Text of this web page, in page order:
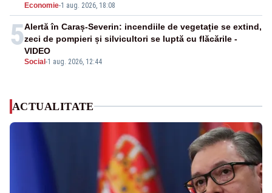
Economie-1 aug. 2026, 18:08
5
Social -1 aug. 2026, 12:44
Alertă în Caraș-Severin: incendiile de vegetație se extind,
zeci de pompieri și silvicultori se luptă cu flăcările -
VIDEO
ACTUALITATE